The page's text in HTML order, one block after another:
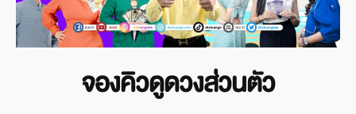
จองคิวดูดวงส่วนตัว